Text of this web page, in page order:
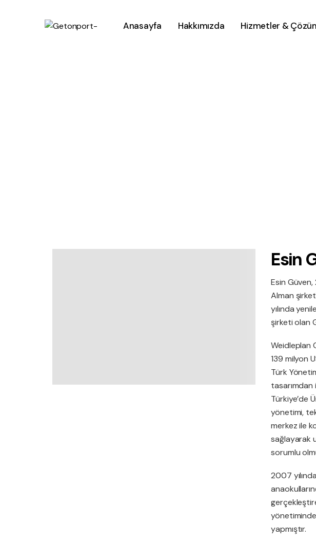
Anasayfa Hakkımızda Hizmetler &
Esin
Esin
Alman
yılında
şirketi olan
Weidleplan
139 milyon
Türk
Türkiye’de
yönetimi,
merkez ile
sağlayarak
sorumlu
2007
yapmıştır.